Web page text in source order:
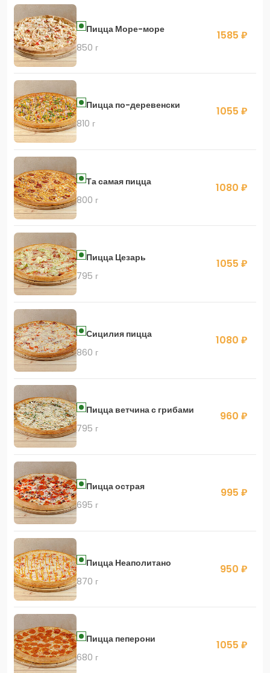
Пицца Море-море
850 г
1585 ₽
Пицца по-деревенски
810 г
1055 ₽
Та самая пицца
800 г
1080 ₽
Пицца Цезарь
795 г
1055 ₽
Сицилия пицца
860 г
1080 ₽
Пицца ветчина с грибами
795 г
960 ₽
Пицца острая
695 г
995 ₽
Пицца Неаполитано
870 г
950 ₽
Пицца пеперони
680 г
1055 ₽